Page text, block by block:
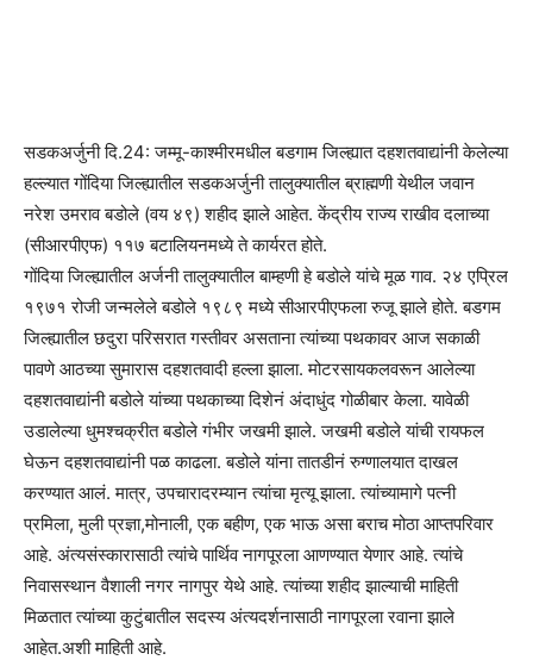
सडकअर्जुनी दि.24: जम्मू-काश्मीरमधील बडगाम जिल्ह्यात दहशतवाद्यांनी केलेल्या
हल्ल्यात गोंदिया जिल्ह्यातील सडकअर्जुनी तालुक्यातील ब्राह्मणी येथील जवान
नरेश उमराव बडोले (वय ४९) शहीद झाले आहेत. केंद्रीय राज्य राखीव दलाच्या
(सीआरपीएफ) ११७ बटालियनमध्ये ते कार्यरत होते.
गोंदिया जिल्ह्यातील अर्जनी तालुक्यातील बाम्हणी हे बडोले यांचे मूळ गाव. २४ एप्रिल
१९७१ रोजी जन्मलेले बडोले १९८९ मध्ये सीआरपीएफला रुजू झाले होते. बडगम
जिल्ह्यातील छदुरा परिसरात गस्तीवर असताना त्यांच्या पथकावर आज सकाळी
पावणे आठच्या सुमारास दहशतवादी हल्ला झाला. मोटरसायकलवरून आलेल्या
दहशतवाद्यांनी बडोले यांच्या पथकाच्या दिशेनं अंदाधुंद गोळीबार केला. यावेळी
उडालेल्या धुमश्चक्रीत बडोले गंभीर जखमी झाले. जखमी बडोले यांची रायफल
घेऊन दहशतवाद्यांनी पळ काढला. बडोले यांना तातडीनं रुग्णालयात दाखल
करण्यात आलं. मात्र, उपचारादरम्यान त्यांचा मृत्यू झाला. त्यांच्यामागे पत्नी
प्रमिला, मुली प्रज्ञा,मोनाली, एक बहीण, एक भाऊ असा बराच मोठा आप्तपरिवार
आहे. अंत्यसंस्कारासाठी त्यांचे पार्थिव नागपूरला आणण्यात येणार आहे. त्यांचे
निवासस्थान वैशाली नगर नागपुर येथे आहे. त्यांच्या शहीद झाल्याची माहिती
मिळतात त्यांच्या कुटुंबातील सदस्य अंत्यदर्शनासाठी नागपूरला रवाना झाले
आहेत.अशी माहिती आहे.